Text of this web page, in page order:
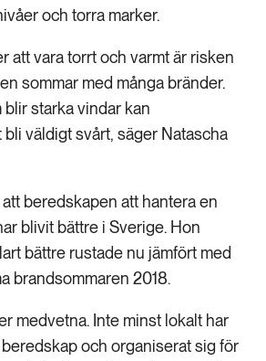
och torra marker.
att vara torrt och varmt är risken
sommar med många bränder.
starka vindar kan
väldigt svårt, säger Natascha
beredskapen att hantera en
blivit bättre i Sverige. Hon
bättre rustade nu jämfört med
brandsommaren 2018.
medvetna. Inte minst lokalt har
och organiserat sig för